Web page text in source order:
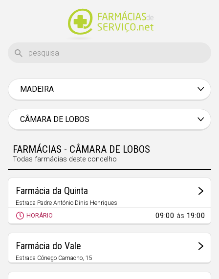
MADEIRA
Beja
Braga
Bragança
Évora
Faro
Leiria
Lisboa
CÂMARA DE LOBOS
FARMÁCIAS - CÂMARA DE LOBOS
Todas farmácias deste concelho
Farmácia da Quinta
Estrada Padre António Dinis Henriques
Quinta Grande
HORÁRIO 09:00 às 19:00
Farmácia do Vale
Estrada Cónego Camacho, 15